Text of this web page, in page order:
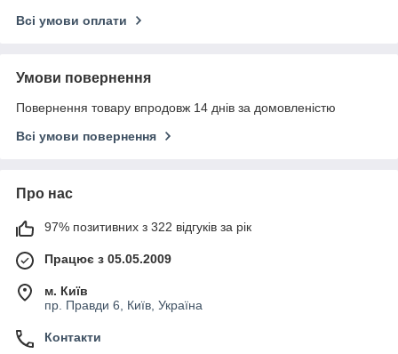
Всі умови оплати
Умови повернення
Повернення товару впродовж 14 днів за домовленістю
Всі умови повернення
Про нас
97% позитивних з 322 відгуків за рік
Працює з 05.05.2009
м. Київ
пр. Правди 6, Київ, Україна
Контакти